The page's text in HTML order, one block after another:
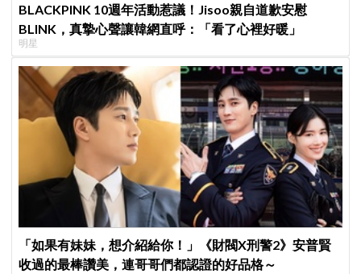
BLACKPINK 10週年活動惹議！Jisoo親自道歉安慰
BLINK，真摯心聲讓韓網直呼：「看了心裡好暖」
明星
「如果有妹妹，想介紹給你！」《財閥X刑警2》安普賢
收過的最棒讚美，連哥哥們都認證的好品格～